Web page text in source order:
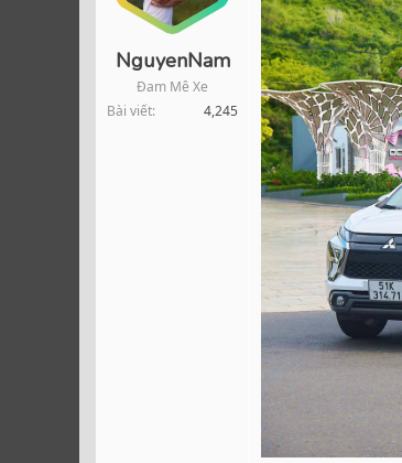
t
r
r
NguyenNam
Đam Mê Xe
Bài viết
4,245